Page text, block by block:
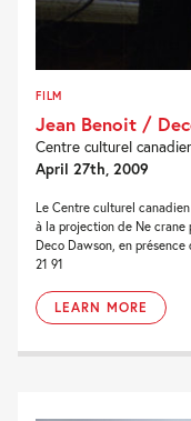
FILM
Jean Benoit /
Centre culturel
April 27th, 2009
Le Centre culturel
à la projection de Ne crane
Deco Dawson, en présence
21 91
LEARN MORE